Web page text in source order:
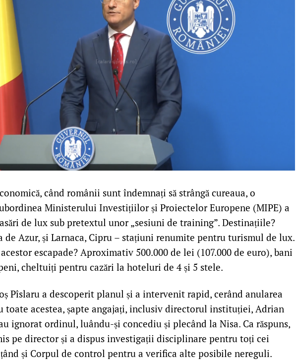
când românii sunt îndemnați să strângă cureaua, o
Ministerului Investițiilor și Proiectelor Europene (MIPE) a
de lux sub pretextul unor „sesiuni de training”. Destinațiile?
de Azur, și Larnaca, Cipru – stațiuni renumite pentru turismul de lux.
escapade? Aproximativ 500.000 de lei (107.000 de euro), bani
cheltuiți pentru cazări la hoteluri de 4 și 5 stele.
Pîslaru a descoperit planul și a intervenit rapid, cerând anularea
toate acestea, șapte angajați, inclusiv directorul instituției, Adrian
ignorat ordinul, luându-și concediu și plecând la Nisa. Ca răspuns,
pe director și a dispus investigații disciplinare pentru toți cei
și Corpul de control pentru a verifica alte posibile nereguli.